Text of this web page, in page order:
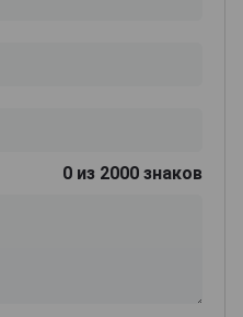
0 из 2000 знаков